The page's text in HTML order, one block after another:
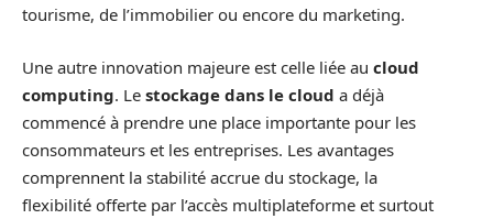
tourisme, de l’immobilier ou encore du marketing.
Une autre innovation majeure est celle liée au cloud
computing. Le stockage dans le cloud a déjà
commencé à prendre une place importante pour les
consommateurs et les entreprises. Les avantages
comprennent la stabilité accrue du stockage, la
flexibilité offerte par l’accès multiplateforme et surtout